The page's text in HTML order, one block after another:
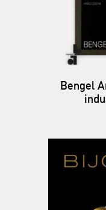
Bengel